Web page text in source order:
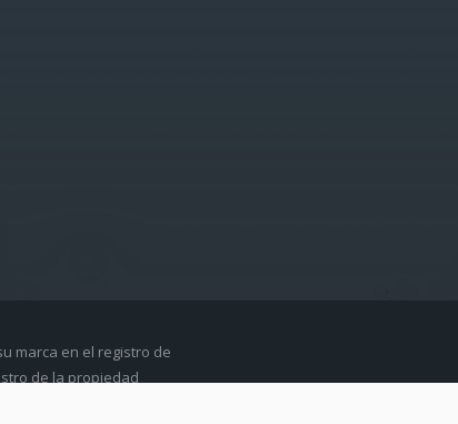
marca en el registro de
de la propiedad